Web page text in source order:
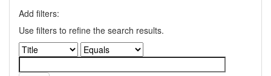
Add filters:
Use filters to refine the search results.